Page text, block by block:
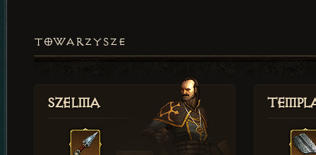
TOWARZYSZE
Szelma